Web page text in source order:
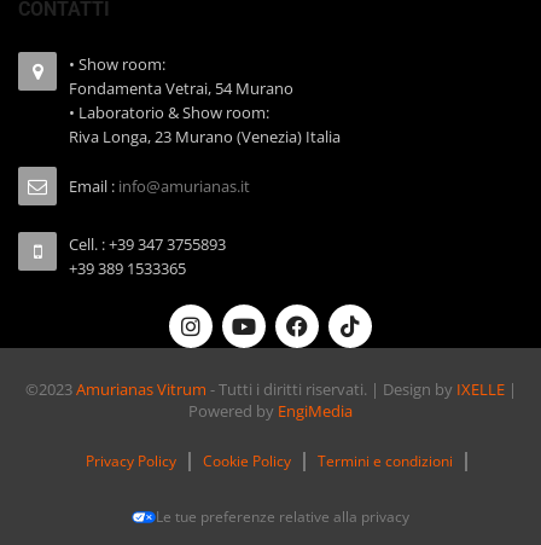
CONTATTI
• Show room:
Fondamenta Vetrai, 54 Murano
• Laboratorio & Show room:
Riva Longa, 23 Murano (Venezia) Italia
Email : info@amurianas.it
Cell. : +39 347 3755893
+39 389 1533365
©2023Amurianas Vitrum - Tutti i diritti riservati. | Design by IXELLE|
Powered by EngiMedia
Privacy Policy Cookie Policy Termini e condizioni
Le tue preferenze relative alla privacy